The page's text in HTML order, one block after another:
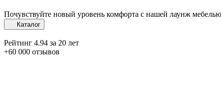
Почувствуйте новый уровень комфорта с нашей лаунж мебелью
Каталог
Рейтинг 4.94 за 20 лет
+60 000 отзывов